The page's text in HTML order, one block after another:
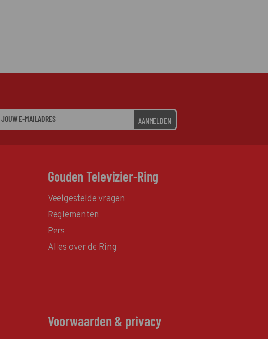
AANMELDEN
Gouden Televizier-Ring
Veelgestelde vragen
Reglementen
Pers
Alles over de Ring
Voorwaarden & privacy